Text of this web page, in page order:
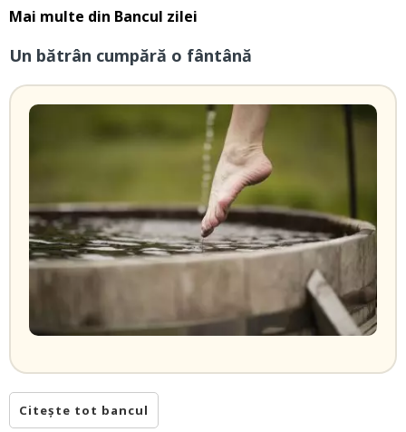
Mai multe din Bancul zilei
Un bătrân cumpără o fântână
Citește tot bancul